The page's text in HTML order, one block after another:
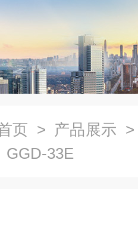
页 > 产品展示
GGD-33E